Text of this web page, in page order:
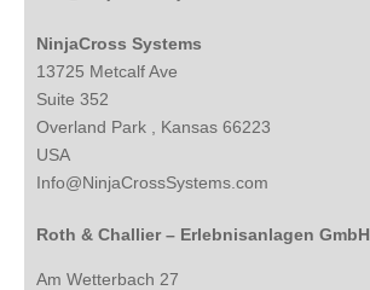
NinjaCross Systems
13725 Metcalf Ave
Suite 352
Overland Park , Kansas 66223
USA
Info@NinjaCrossSystems.com
Roth & Challier – Erlebnisanlagen GmbH
Am Wetterbach 27